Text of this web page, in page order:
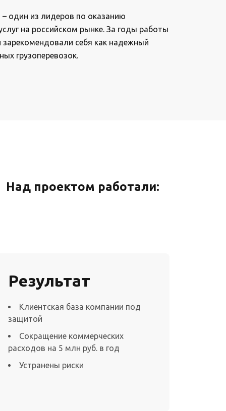
один из лидеров по оказанию
на российском рынке. За годы работы
себя как надежный
грузоперевозок.
Над проектом работали:
Результат
Клиентская база компании под
защитой
Сокращение коммерческих
расходов на 5 млн руб. в год
Устранены риски